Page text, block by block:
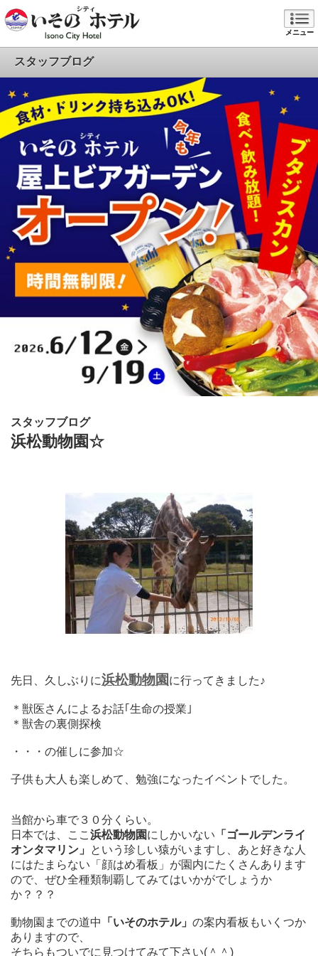
メニュー
スタッフブログ
スタッフブログ
浜松動物園☆
先日、久しぶりに浜松動物園 に行ってきました♪
＊獣医さんによるお話｢生命の授業｣
＊獣舎の裏側探検
・・・の催しに参加☆
子供も大人も楽しめて、勉強になったイベントでした。
当館から車で３０分くらい。
日本では、ここ 浜松動物園にしかいない 「ゴールデンライ
オンタマリン」
という珍しい猿がいますし、あと好きな人
にはたまらない「顔はめ看板」が園内にたくさんあります
ので、ぜひ全種類制覇してみてはいかがでしょうか
か？？？
動物園までの道中 「いそのホテル」 の案内看板もいくつか
ありますので、
そちらもついでに見つけてみて下さい(＾＾)